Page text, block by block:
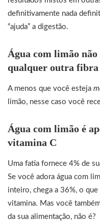
definitivamente nada
“ajuda” a digestão.
Água com limão
qualquer outra fibra
A menos que você esteja
limão, nesse caso você
Água com limão é
vitamina C
Uma fatia fornece 4% de
Se você adora água com
inteiro, chega a 36%, o
vitamina. Mas você
da sua alimentação, não é?